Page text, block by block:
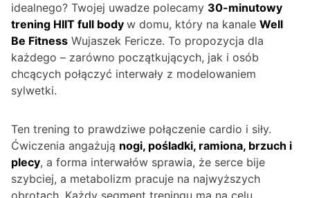
idealnego? Twojej uwadze polecamy 30-minutowy
trening HIIT full body w domu, który na kanale Well
Be Fitness Wujaszek Fericze. To propozycja dla
każdego – zarówno początkujących, jak i osób
chcących połączyć interwały z modelowaniem
sylwetki.
Ten trening to prawdziwe połączenie cardio i siły.
Ćwiczenia angażują nogi, pośladki, ramiona, brzuch i
plecy, a forma interwałów sprawia, że serce bije
szybciej, a metabolizm pracuje na najwyższych
obrotach. Każdy segment treningu ma na celu